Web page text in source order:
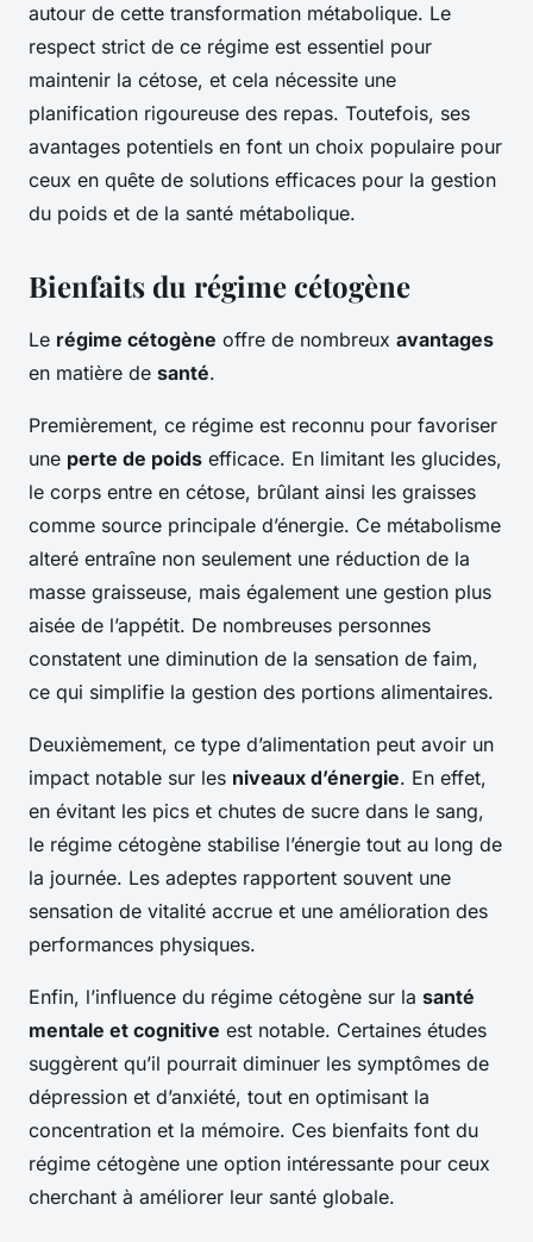
autour de cette transformation métabolique. Le
respect strict de ce régime est essentiel pour
maintenir la cétose, et cela nécessite une
planification rigoureuse des repas. Toutefois, ses
avantages potentiels en font un choix populaire pour
ceux en quête de solutions efficaces pour la gestion
du poids et de la santé métabolique.
Bienfaits du régime cétogène
Le régime cétogène offre de nombreux avantages
en matière de santé.
Premièrement, ce régime est reconnu pour favoriser
une perte de poids efficace. En limitant les glucides,
le corps entre en cétose, brûlant ainsi les graisses
comme source principale d’énergie. Ce métabolisme
alteré entraîne non seulement une réduction de la
masse graisseuse, mais également une gestion plus
aisée de l’appétit. De nombreuses personnes
constatent une diminution de la sensation de faim,
ce qui simplifie la gestion des portions alimentaires.
Deuxièmement, ce type d’alimentation peut avoir un
impact notable sur les niveaux d’énergie. En effet,
en évitant les pics et chutes de sucre dans le sang,
le régime cétogène stabilise l’énergie tout au long de
la journée. Les adeptes rapportent souvent une
sensation de vitalité accrue et une amélioration des
performances physiques.
Enfin, l’influence du régime cétogène sur la santé
mentale et cognitive est notable. Certaines études
suggèrent qu’il pourrait diminuer les symptômes de
dépression et d’anxiété, tout en optimisant la
concentration et la mémoire. Ces bienfaits font du
régime cétogène une option intéressante pour ceux
cherchant à améliorer leur santé globale.